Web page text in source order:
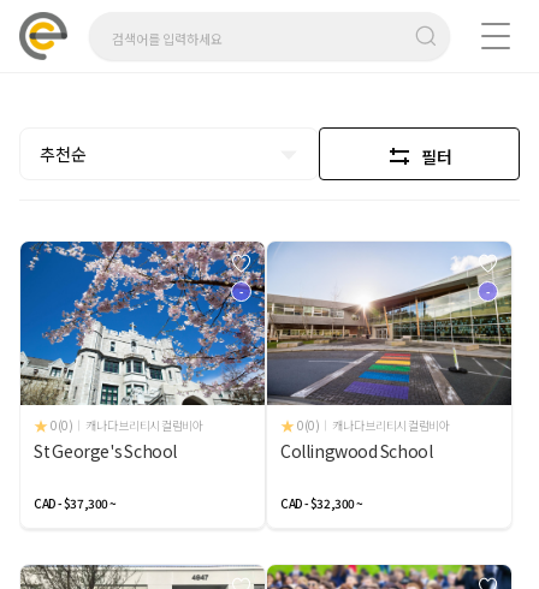
추천순 필터
-
0(0) 캐나다 브리티시 컬럼비아
St George's School
CAD - $37,300 ~
-
0(0) 캐나다 브리티시 컬럼비아
Collingwood School
CAD - $32,300 ~